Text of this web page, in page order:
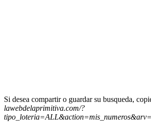
Si desea compartir o guardar su busqueda,
lawebdelaprimitiva.com/?